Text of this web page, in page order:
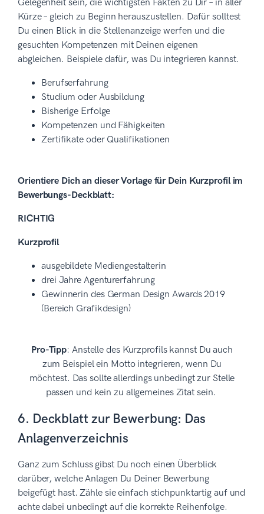
Gelegenheit sein, die wichtigsten Fakten zu Dir – in aller
Kürze – gleich zu Beginn herauszustellen. Dafür solltest
Du einen Blick in die Stellenanzeige werfen und die
gesuchten Kompetenzen mit Deinen eigenen
abgleichen. Beispiele dafür, was Du integrieren kannst.
Berufserfahrung
Studium oder Ausbildung
Bisherige Erfolge
Kompetenzen und Fähigkeiten
Zertifikate oder Qualifikationen
Orientiere Dich an dieser Vorlage für Dein Kurzprofil im
Bewerbungs-Deckblatt:
RICHTIG
Kurzprofil
ausgebildete Mediengestalterin
drei Jahre Agenturerfahrung
Gewinnerin des German Design Awards 2019
(Bereich Grafikdesign)
Pro-Tipp: Anstelle des Kurzprofils kannst Du auch
zum Beispiel ein Motto integrieren, wenn Du
möchtest. Das sollte allerdings unbedingt zur Stelle
passen und kein zu allgemeines Zitat sein.
6. Deckblatt zur Bewerbung: Das
Anlagenverzeichnis
Ganz zum Schluss gibst Du noch einen Überblick
darüber, welche Anlagen Du Deiner Bewerbung
beigefügt hast. Zähle sie einfach stichpunktartig auf und
achte dabei unbedingt auf die korrekte Reihenfolge.